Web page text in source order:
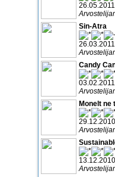
26.05.2011
Sin-Atra
26.03.2011
Candy
03.02.2011
Monelt ne
29.12.2010
13.12.2010